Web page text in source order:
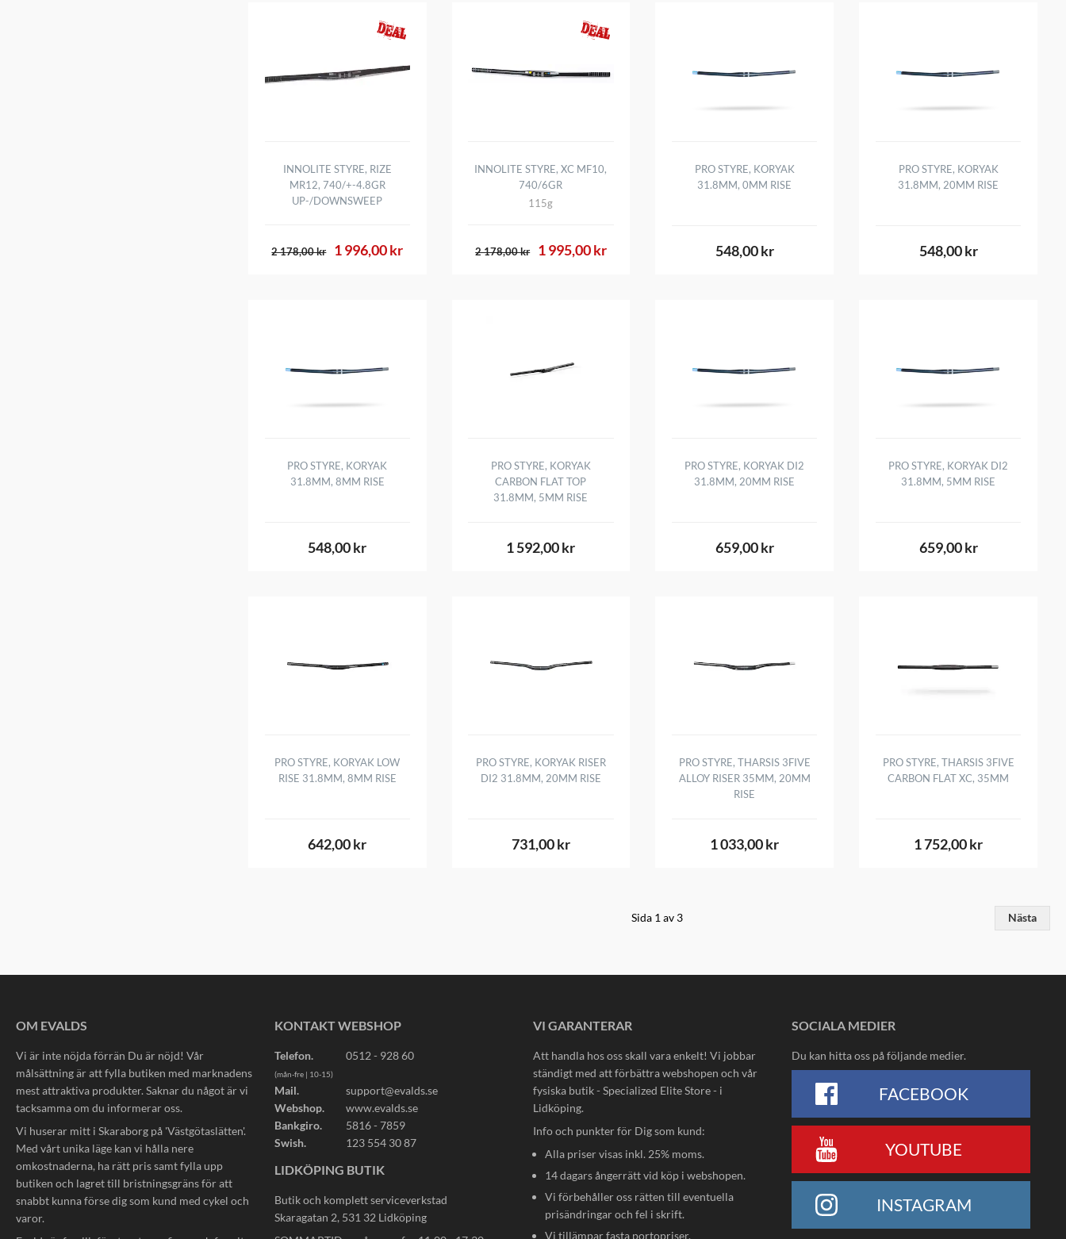
INNOLITE STYRE, RIZE
MR12, 740/+-4.8GR
UP-/DOWNSWEEP
1 996,00 kr
2 178,00 kr
INNOLITE STYRE, XC MF10,
740/6GR
115g
1 995,00 kr
2 178,00 kr
PRO STYRE, KORYAK
31.8MM, 0MM RISE
548,00 kr
PRO STYRE, KORYAK
31.8MM, 20MM RISE
548,00 kr
PRO STYRE, KORYAK
31.8MM, 8MM RISE
548,00 kr
PRO STYRE, KORYAK
CARBON FLAT TOP
31.8MM, 5MM RISE
1 592,00 kr
PRO STYRE, KORYAK DI2
31.8MM, 20MM RISE
659,00 kr
PRO STYRE, KORYAK DI2
31.8MM, 5MM RISE
659,00 kr
PRO STYRE, KORYAK LOW
RISE 31.8MM, 8MM RISE
642,00 kr
PRO STYRE, KORYAK RISER
DI2 31.8MM, 20MM RISE
731,00 kr
PRO STYRE, THARSIS 3FIVE
ALLOY RISER 35MM, 20MM
RISE
1 033,00 kr
PRO STYRE, THARSIS 3FIVE
CARBON FLAT XC, 35MM
1 752,00 kr
Sida 1 av 3 Nästa
OM EVALDS
Vi är inte nöjda förrän Du är nöjd! Vår
målsättning är att fylla butiken med marknadens
mest attraktiva produkter. Saknar du något är vi
tacksamma om du informerar oss.
Vi huserar mitt i Skaraborg på 'Västgötaslätten'.
Med vårt unika läge kan vi hålla nere
omkostnaderna, ha rätt pris samt fylla upp
butiken och lagret till bristningsgräns för att
snabbt kunna förse dig som kund med cykel och
varor.
KONTAKT WEBSHOP
Telefon. 0512 - 928 60
(mån-fre | 10-15)
Mail.
support@evalds.se
Webshop.
www.evalds.se
Bankgiro.
5816 - 7859
Swish.
123 554 30 87
LIDKÖPING BUTIK
Butik och komplett serviceverkstad
Skaragatan 2, 531 32 Lidköping
VI GARANTERAR
Att handla hos oss skall vara enkelt! Vi jobbar
ständigt med att förbättra webshopen och vår
fysiska butik - Specialized Elite Store - i
Lidköping.
Info och punkter för Dig som kund:
Alla priser visas inkl. 25% moms.
14 dagars ångerrätt vid köp i webshopen.
Vi förbehåller oss rätten till eventuella
prisändringar och fel i skrift.
Vi tillämpar fasta portopriser.
SOCIALA MEDIER
Du kan hitta oss på följande medier.
FACEBOOK
YOUTUBE
INSTAGRAM